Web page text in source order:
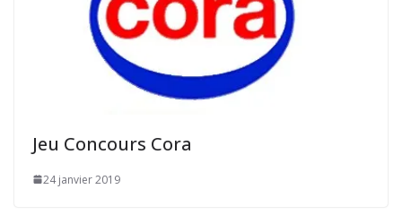
Jeu Concours Cora
24 janvier 2019